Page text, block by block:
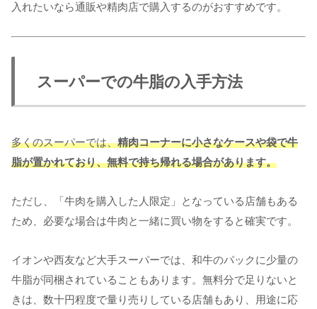
入れたいなら通販や精肉店で購入するのがおすすめです。
スーパーでの牛脂の入手方法
多くのスーパーでは、精肉コーナーに小さなケースや袋で牛
脂が置かれており、無料で持ち帰れる場合があります。
ただし、「牛肉を購入した人限定」となっている店舗もある
ため、必要な場合は牛肉と一緒に買い物をすると確実です。
イオンや西友など大手スーパーでは、和牛のパックに少量の
牛脂が同梱されていることもあります。無料分で足りないと
きは、数十円程度で量り売りしている店舗もあり、用途に応